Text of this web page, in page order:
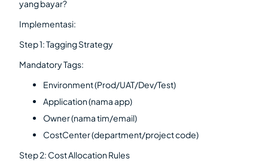
yang bayar?
Implementasi:
Step 1: Tagging Strategy
Mandatory Tags:
Environment (Prod/UAT/Dev/Test)
Application (nama app)
Owner (nama tim/email)
CostCenter (department/project code)
Step 2: Cost Allocation Rules